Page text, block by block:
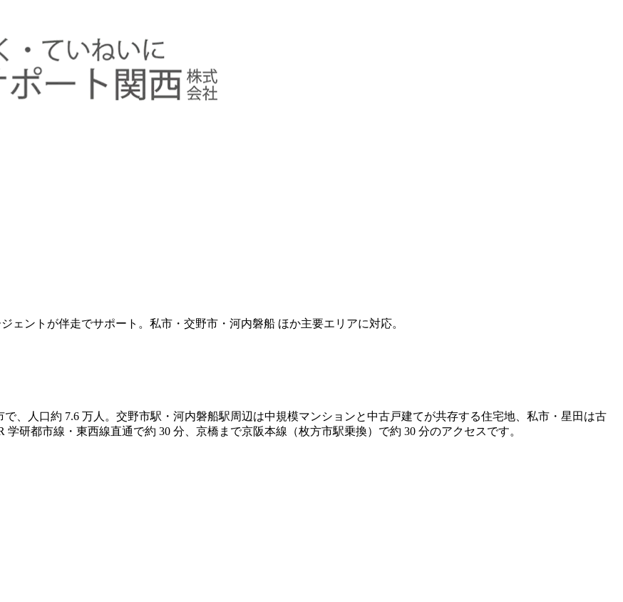
ントが伴走でサポート。私市・交野市・河内磐船 ほか主要エリアに対応。
、人口約 7.6 万人。交野市駅・河内磐船駅周辺は中規模マンションと中古戸建てが共存する住宅地、私市・星田は古
研都市線・東西線直通で約 30 分、京橋まで京阪本線（枚方市駅乗換）で約 30 分のアクセスです。